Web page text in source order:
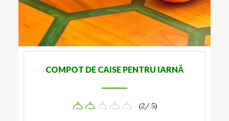
COMPOT DE CAISE PENTRU IARNĂ
(2/ 5)